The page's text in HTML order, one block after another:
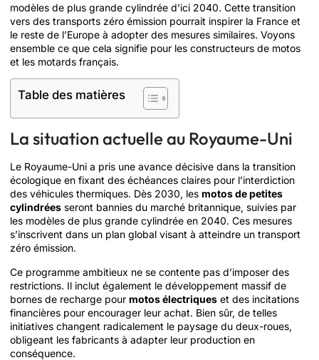
modèles de plus grande cylindrée d’ici 2040. Cette transition
vers des transports zéro émission pourrait inspirer la France et
le reste de l’Europe à adopter des mesures similaires. Voyons
ensemble ce que cela signifie pour les constructeurs de motos
et les motards français.
Table des matières
La situation actuelle au Royaume-Uni
Le Royaume-Uni a pris une avance décisive dans la transition
écologique en fixant des échéances claires pour l’interdiction
des véhicules thermiques. Dès 2030, les motos de petites
cylindrées seront bannies du marché britannique, suivies par
les modèles de plus grande cylindrée en 2040. Ces mesures
s’inscrivent dans un plan global visant à atteindre un transport
zéro émission.
Ce programme ambitieux ne se contente pas d’imposer des
restrictions. Il inclut également le développement massif de
bornes de recharge pour motos électriques et des incitations
financières pour encourager leur achat. Bien sûr, de telles
initiatives changent radicalement le paysage du deux-roues,
obligeant les fabricants à adapter leur production en
conséquence.